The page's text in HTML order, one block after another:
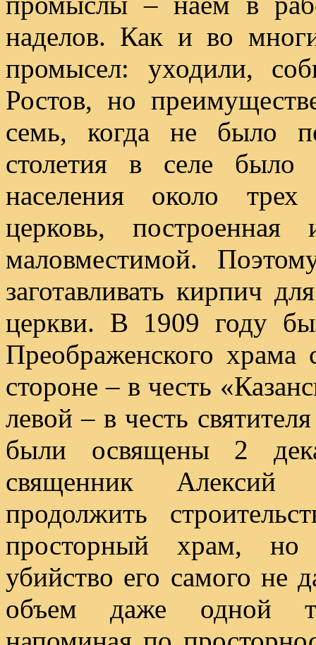
наделов. Как и во
промысел: уходили,
Ростов, но
семь, когда не было
столетия в селе было
населения около
церковь,
маловместимой.
заготавливать кирпич
церкви. В 1909 году
Преображенского
стороне – в честь
левой – в честь
были освящены 2
священник Алексий
продолжить
просторный храм, но
убийство его самого не
объем даже одной